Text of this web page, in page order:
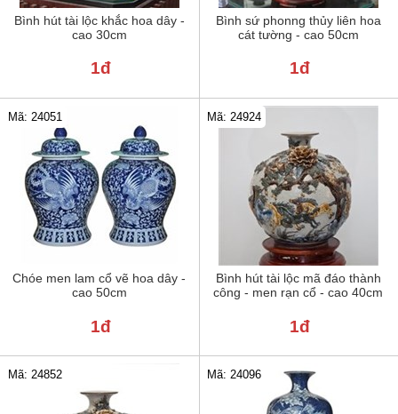
Bình hút tài lộc khắc hoa dây -
cao 30cm
1đ
Bình sứ phonng thủy liên hoa
cát tường - cao 50cm
1đ
Chóe men lam cổ vẽ hoa dây -
cao 50cm
Mã: 24051
1đ
Bình hút tài lộc mã đáo thành
công - men rạn cổ - cao 40cm
Mã: 24924
1đ
Mã: 24852 Mã: 24096